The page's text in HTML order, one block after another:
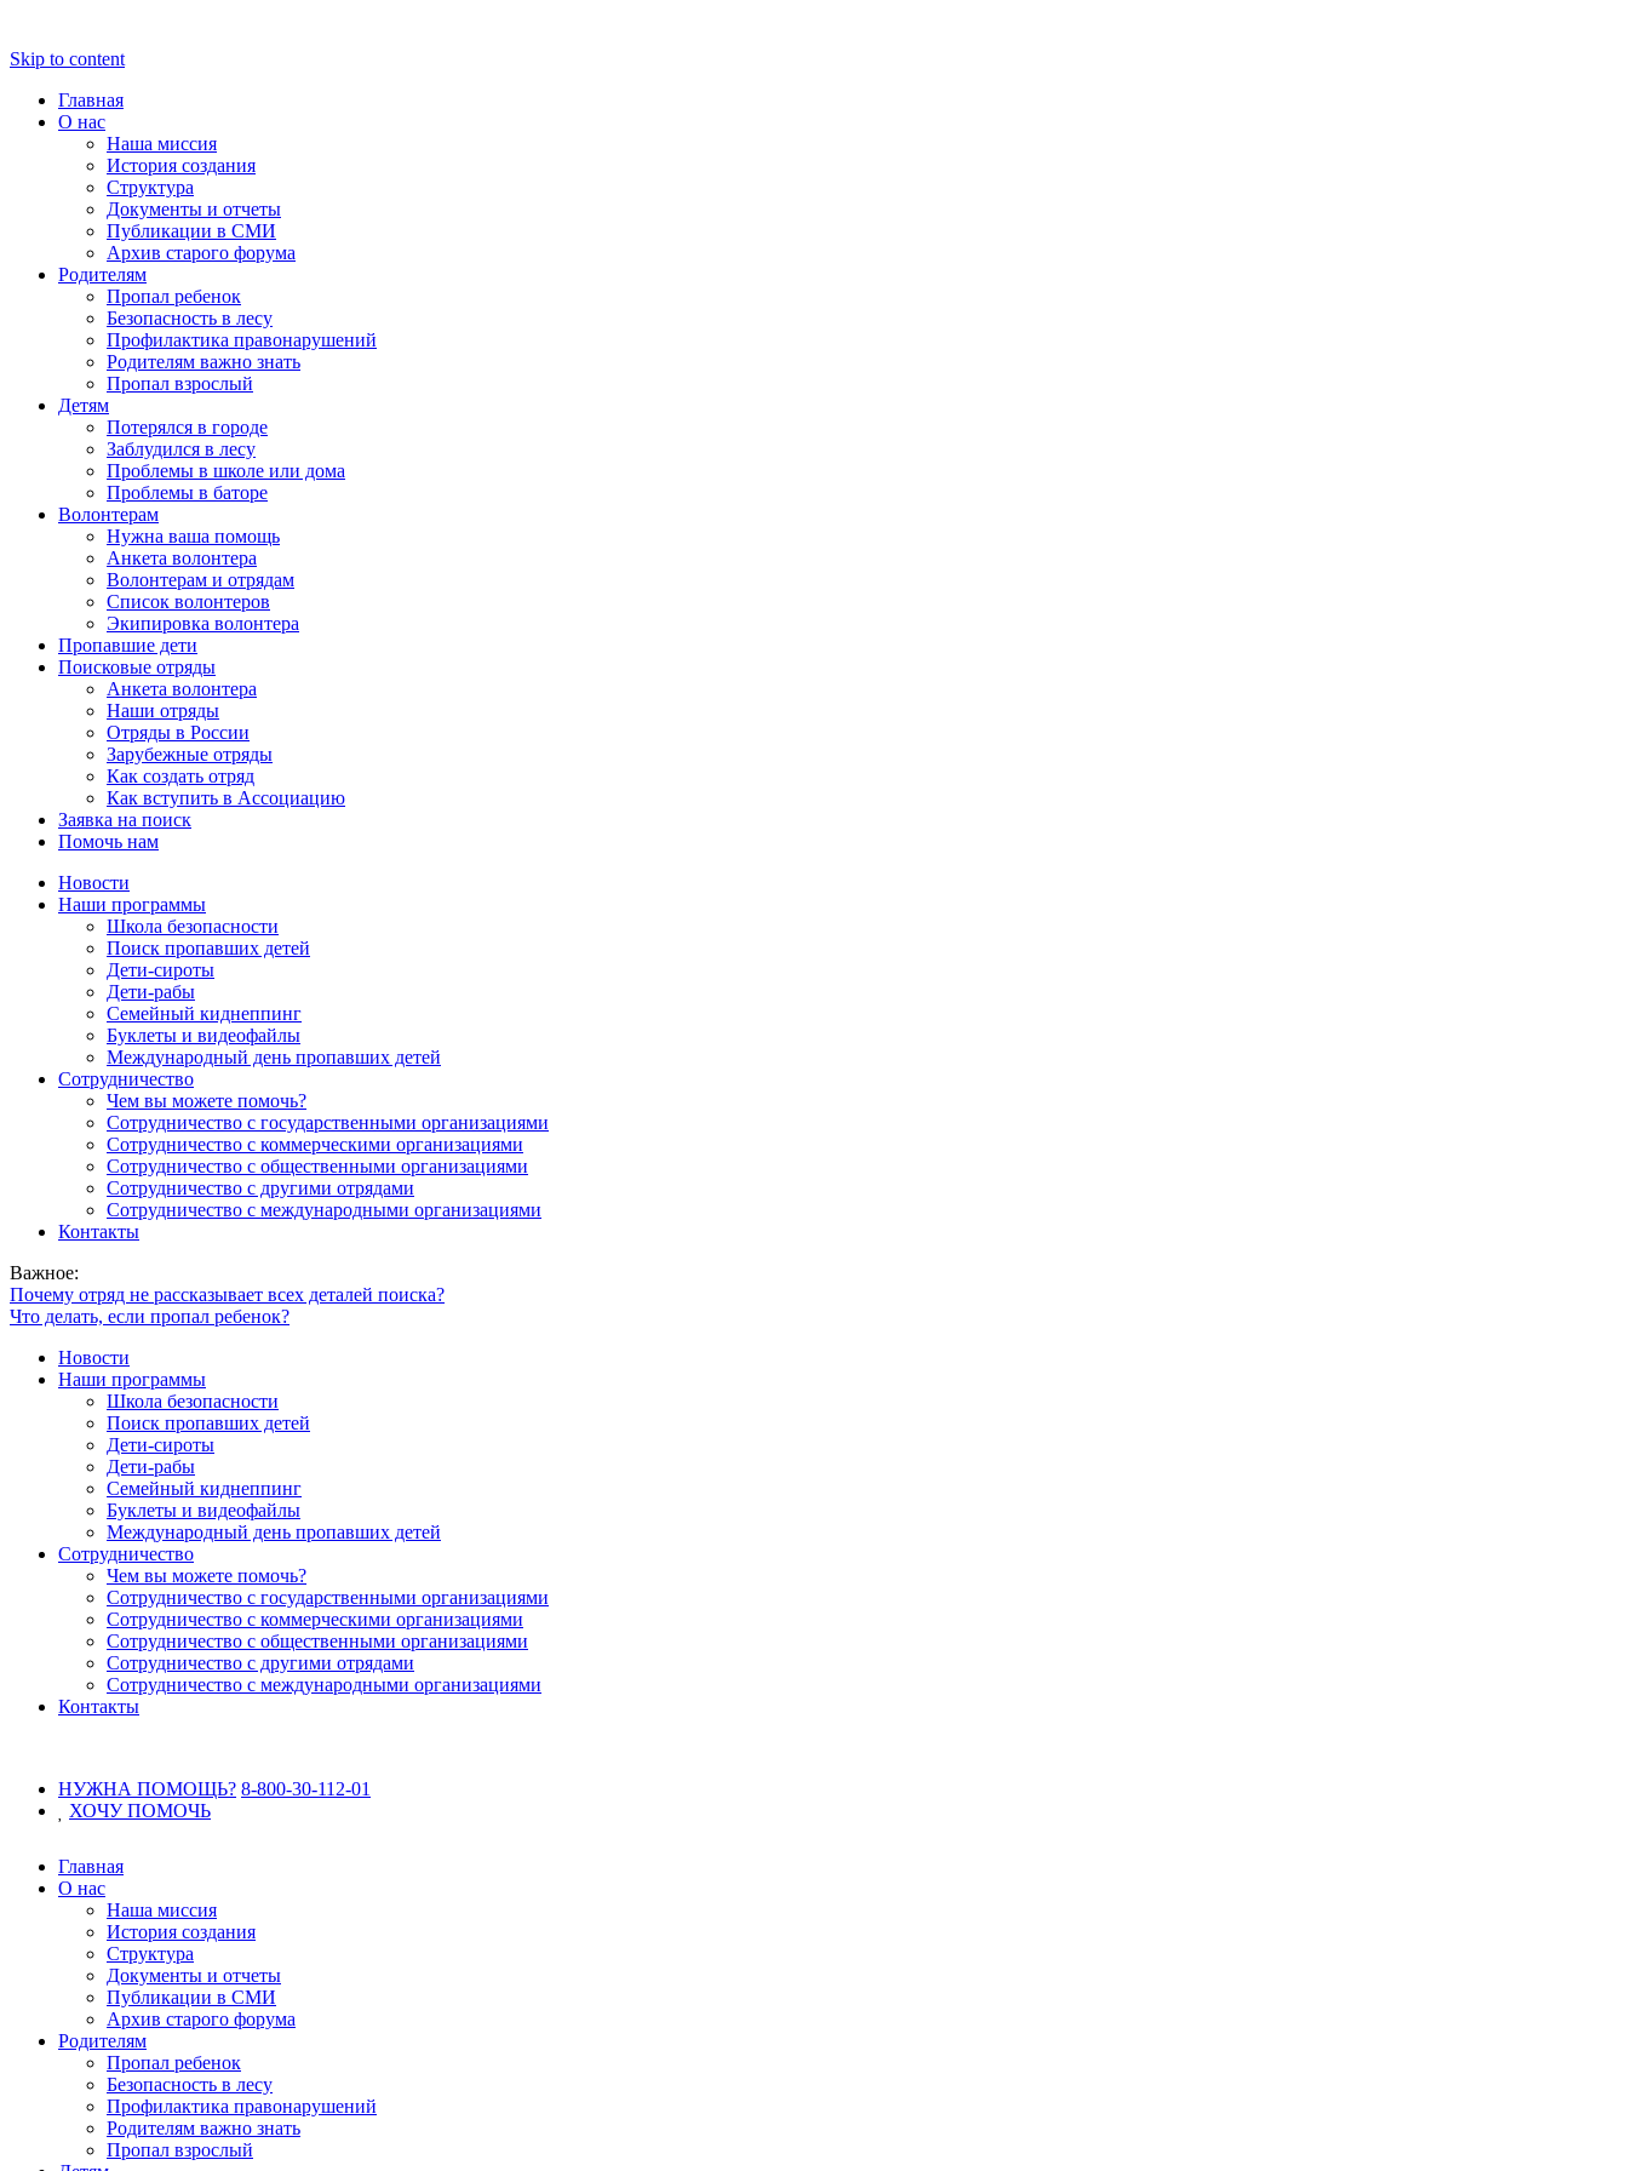
Skip to content
Главная
О нас
Наша миссия
История создания
Структура
Документы и отчеты
Публикации в СМИ
Архив старого форума
Родителям
Пропал ребенок
Безопасность в лесу
Профилактика правонарушений
Родителям важно знать
Пропал взрослый
Детям
Потерялся в городе
Заблудился в лесу
Проблемы в школе или дома
Проблемы в баторе
Волонтерам
Нужна ваша помощь
Анкета волонтера
Волонтерам и отрядам
Список волонтеров
Экипировка волонтера
Пропавшие дети
Поисковые отряды
Анкета волонтера
Наши отряды
Отряды в России
Зарубежные отряды
Как создать отряд
Как вступить в Ассоциацию
Заявка на поиск
Помочь нам
Новости
Наши программы
Школа безопасности
Поиск пропавших детей
Дети-сироты
Дети-рабы
Семейный киднеппинг
Буклеты и видеофайлы
Международный день пропавших детей
Сотрудничество
Чем вы можете помочь?
Сотрудничество с государственными организациями
Сотрудничество с коммерческими организациями
Сотрудничество с общественными организациями
Сотрудничество с другими отрядами
Сотрудничество с международными организациями
Контакты
Важное:
Почему отряд не рассказывает всех деталей поиска?
Что делать, если пропал ребенок?
Новости
Наши программы
Школа безопасности
Поиск пропавших детей
Дети-сироты
Дети-рабы
Семейный киднеппинг
Буклеты и видеофайлы
Международный день пропавших детей
Сотрудничество
Чем вы можете помочь?
Сотрудничество с государственными организациями
Сотрудничество с коммерческими организациями
Сотрудничество с общественными организациями
Сотрудничество с другими отрядами
Сотрудничество с международными организациями
Контакты
НУЖНА ПОМОЩЬ? 8-800-30-112-01
ХОЧУПОМОЧЬ
Главная
О нас
Наша миссия
История создания
Структура
Документы и отчеты
Публикации в СМИ
Архив старого форума
Родителям
Пропал ребенок
Безопасность в лесу
Профилактика правонарушений
Родителям важно знать
Пропал взрослый